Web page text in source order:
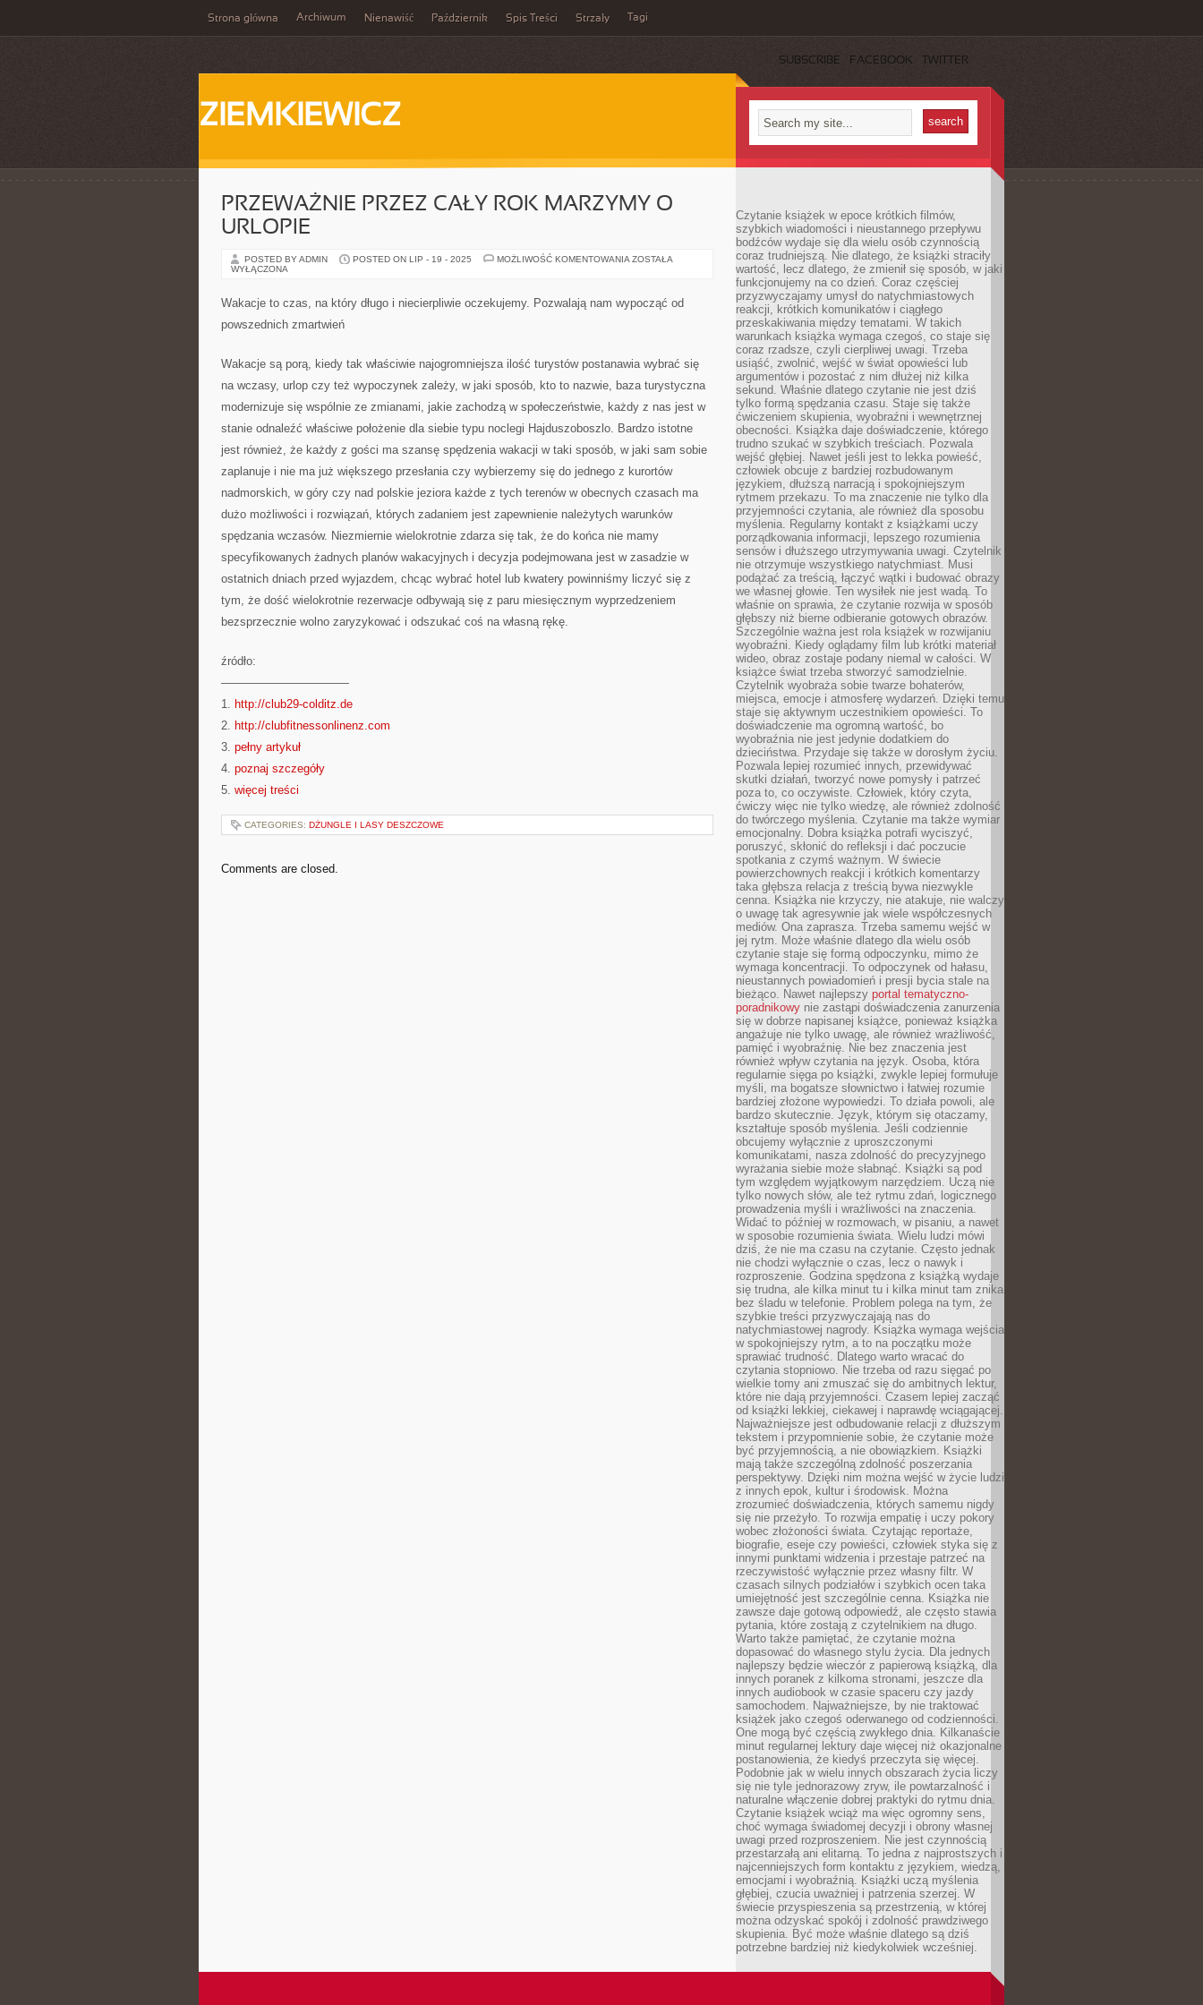
Strona główna Archiwum Nienawiść Październik Spis Treści Strzały Tagi
SUBSCRIBE FACEBOOK TWITTER
ZIEMKIEWICZ
PRZEWAŻNIE PRZEZ CAŁY ROK MARZYMY O
URLOPIE
POSTED BY ADMIN POSTED ON LIP - 19 - 2025 MOŻLIWOŚĆ KOMENTOWANIA PRZEWAŻNIE
MARZYMY
O
ZOSTAŁA
WYŁĄCZONA
Wakacje to czas, na który długo i niecierpliwie oczekujemy. Pozwalają nam wypocząć od
powszednich zmartwień
Wakacje są porą, kiedy tak właściwie najogromniejsza ilość turystów postanawia wybrać się
na wczasy, urlop czy też wypoczynek zależy, w jaki sposób, kto to nazwie, baza turystyczna
modernizuje się wspólnie ze zmianami, jakie zachodzą w społeczeństwie, każdy z nas jest w
stanie odnaleźć właściwe położenie dla siebie typu noclegi Hajduszoboszlo. Bardzo istotne
jest również, że każdy z gości ma szansę spędzenia wakacji w taki sposób, w jaki sam sobie
zaplanuje i nie ma już większego przesłania czy wybierzemy się do jednego z kurortów
nadmorskich, w góry czy nad polskie jeziora każde z tych terenów w obecnych czasach ma
dużo możliwości i rozwiązań, których zadaniem jest zapewnienie należytych warunków
spędzania wczasów. Niezmiernie wielokrotnie zdarza się tak, że do końca nie mamy
specyfikowanych żadnych planów wakacyjnych i decyzja podejmowana jest w zasadzie w
ostatnich dniach przed wyjazdem, chcąc wybrać hotel lub kwatery powinniśmy liczyć się z
tym, że dość wielokrotnie rezerwacje odbywają się z paru miesięcznym wyprzedzeniem
bezsprzecznie wolno zaryzykować i odszukać coś na własną rękę.
źródło:
———————————
1. http://club29-colditz.de
2. http://clubfitnessonlinenz.com
3. pełny artykuł
4. poznaj szczegóły
5. więcej treści
CATEGORIES: DŻUNGLE I LASY DESZCZOWE
Comments are closed.
Czytanie książek w epoce krótkich filmów,
szybkich wiadomości i nieustannego przepływu
bodźców wydaje się dla wielu osób czynnością
coraz trudniejszą. Nie dlatego, że książki straciły
wartość, lecz dlatego, że zmienił się sposób, w jaki
funkcjonujemy na co dzień. Coraz częściej
przyzwyczajamy umysł do natychmiastowych
reakcji, krótkich komunikatów i ciągłego
przeskakiwania między tematami. W takich
warunkach książka wymaga czegoś, co staje się
coraz rzadsze, czyli cierpliwej uwagi. Trzeba
usiąść, zwolnić, wejść w świat opowieści lub
argumentów i pozostać z nim dłużej niż kilka
sekund. Właśnie dlatego czytanie nie jest dziś
tylko formą spędzania czasu. Staje się także
ćwiczeniem skupienia, wyobraźni i wewnętrznej
obecności. Książka daje doświadczenie, którego
trudno szukać w szybkich treściach. Pozwala
wejść głębiej. Nawet jeśli jest to lekka powieść,
człowiek obcuje z bardziej rozbudowanym
językiem, dłuższą narracją i spokojniejszym
rytmem przekazu. To ma znaczenie nie tylko dla
przyjemności czytania, ale również dla sposobu
myślenia. Regularny kontakt z książkami uczy
porządkowania informacji, lepszego rozumienia
sensów i dłuższego utrzymywania uwagi. Czytelnik
nie otrzymuje wszystkiego natychmiast. Musi
podążać za treścią, łączyć wątki i budować obrazy
we własnej głowie. Ten wysiłek nie jest wadą. To
właśnie on sprawia, że czytanie rozwija w sposób
głębszy niż bierne odbieranie gotowych obrazów.
Szczególnie ważna jest rola książek w rozwijaniu
wyobraźni. Kiedy oglądamy film lub krótki materiał
wideo, obraz zostaje podany niemal w całości. W
książce świat trzeba stworzyć samodzielnie.
Czytelnik wyobraża sobie twarze bohaterów,
miejsca, emocje i atmosferę wydarzeń. Dzięki temu
staje się aktywnym uczestnikiem opowieści. To
doświadczenie ma ogromną wartość, bo
wyobraźnia nie jest jedynie dodatkiem do
dzieciństwa. Przydaje się także w dorosłym życiu.
Pozwala lepiej rozumieć innych, przewidywać
skutki działań, tworzyć nowe pomysły i patrzeć
poza to, co oczywiste. Człowiek, który czyta,
ćwiczy więc nie tylko wiedzę, ale również zdolność
do twórczego myślenia. Czytanie ma także wymiar
emocjonalny. Dobra książka potrafi wyciszyć,
poruszyć, skłonić do refleksji i dać poczucie
spotkania z czymś ważnym. W świecie
powierzchownych reakcji i krótkich komentarzy
taka głębsza relacja z treścią bywa niezwykle
cenna. Książka nie krzyczy, nie atakuje, nie walczy
o uwagę tak agresywnie jak wiele współczesnych
mediów. Ona zaprasza. Trzeba samemu wejść w
jej rytm. Może właśnie dlatego dla wielu osób
czytanie staje się formą odpoczynku, mimo że
wymaga koncentracji. To odpoczynek od hałasu,
nieustannych powiadomień i presji bycia stale na
bieżąco. Nawet najlepszy portal tematyczno-
poradnikowy nie zastąpi doświadczenia zanurzenia
się w dobrze napisanej książce, ponieważ książka
angażuje nie tylko uwagę, ale również wrażliwość,
pamięć i wyobraźnię. Nie bez znaczenia jest
również wpływ czytania na język. Osoba, która
regularnie sięga po książki, zwykle lepiej formułuje
myśli, ma bogatsze słownictwo i łatwiej rozumie
bardziej złożone wypowiedzi. To działa powoli, ale
bardzo skutecznie. Język, którym się otaczamy,
kształtuje sposób myślenia. Jeśli codziennie
obcujemy wyłącznie z uproszczonymi
komunikatami, nasza zdolność do precyzyjnego
wyrażania siebie może słabnąć. Książki są pod
tym względem wyjątkowym narzędziem. Uczą nie
tylko nowych słów, ale też rytmu zdań, logicznego
prowadzenia myśli i wrażliwości na znaczenia.
Widać to później w rozmowach, w pisaniu, a nawet
w sposobie rozumienia świata. Wielu ludzi mówi
dziś, że nie ma czasu na czytanie. Często jednak
nie chodzi wyłącznie o czas, lecz o nawyk i
rozproszenie. Godzina spędzona z książką wydaje
się trudna, ale kilka minut tu i kilka minut tam znika
bez śladu w telefonie. Problem polega na tym, że
szybkie treści przyzwyczajają nas do
natychmiastowej nagrody. Książka wymaga wejścia
w spokojniejszy rytm, a to na początku może
sprawiać trudność. Dlatego warto wracać do
czytania stopniowo. Nie trzeba od razu sięgać po
wielkie tomy ani zmuszać się do ambitnych lektur,
które nie dają przyjemności. Czasem lepiej zacząć
od książki lekkiej, ciekawej i naprawdę wciągającej.
Najważniejsze jest odbudowanie relacji z dłuższym
tekstem i przypomnienie sobie, że czytanie może
być przyjemnością, a nie obowiązkiem. Książki
mają także szczególną zdolność poszerzania
perspektywy. Dzięki nim można wejść w życie ludzi
z innych epok, kultur i środowisk. Można
zrozumieć doświadczenia, których samemu nigdy
się nie przeżyło. To rozwija empatię i uczy pokory
wobec złożoności świata. Czytając reportaże,
biografie, eseje czy powieści, człowiek styka się z
innymi punktami widzenia i przestaje patrzeć na
rzeczywistość wyłącznie przez własny filtr. W
czasach silnych podziałów i szybkich ocen taka
umiejętność jest szczególnie cenna. Książka nie
zawsze daje gotową odpowiedź, ale często stawia
pytania, które zostają z czytelnikiem na długo.
Warto także pamiętać, że czytanie można
dopasować do własnego stylu życia. Dla jednych
najlepszy będzie wieczór z papierową książką, dla
innych poranek z kilkoma stronami, jeszcze dla
innych audiobook w czasie spaceru czy jazdy
samochodem. Najważniejsze, by nie traktować
książek jako czegoś oderwanego od codzienności.
One mogą być częścią zwykłego dnia. Kilkanaście
minut regularnej lektury daje więcej niż okazjonalne
postanowienia, że kiedyś przeczyta się więcej.
Podobnie jak w wielu innych obszarach życia liczy
się nie tyle jednorazowy zryw, ile powtarzalność i
naturalne włączenie dobrej praktyki do rytmu dnia.
Czytanie książek wciąż ma więc ogromny sens,
choć wymaga świadomej decyzji i obrony własnej
uwagi przed rozproszeniem. Nie jest czynnością
przestarzałą ani elitarną. To jedna z najprostszych i
najcenniejszych form kontaktu z językiem, wiedzą,
emocjami i wyobraźnią. Książki uczą myślenia
głębiej, czucia uważniej i patrzenia szerzej. W
świecie przyspieszenia są przestrzenią, w której
można odzyskać spokój i zdolność prawdziwego
skupienia. Być może właśnie dlatego są dziś
potrzebne bardziej niż kiedykolwiek wcześniej.